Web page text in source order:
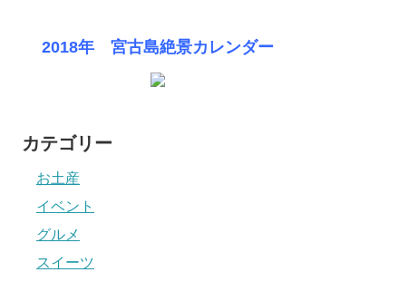
2018年 宮古島絶景カレンダー
カテゴリー
お土産
イベント
グルメ
スイーツ